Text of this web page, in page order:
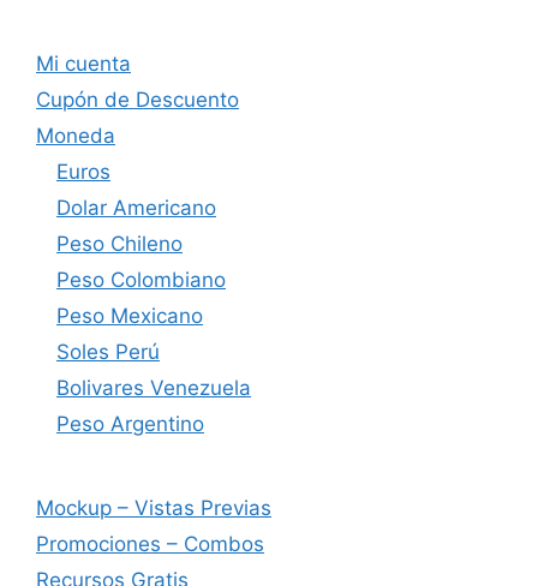
Mi cuenta
Cupón de Descuento
Moneda
Euros
Dolar Americano
Peso Chileno
Peso Colombiano
Peso Mexicano
Soles Perú
Bolivares Venezuela
Peso Argentino
Mockup – Vistas Previas
Promociones – Combos
Recursos Gratis